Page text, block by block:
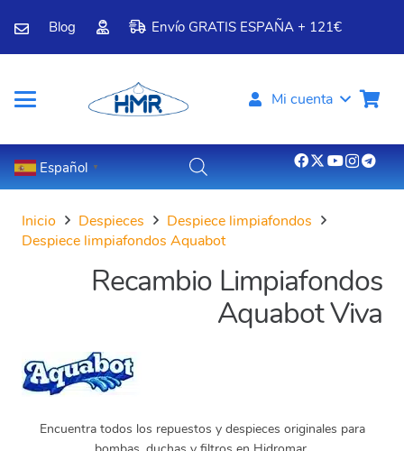
Blog Envío GRATIS ESPAÑA + 121€
Mi cuenta
Español ▼
Inicio Despieces
Despiece limpiafondos
Despiece limpiafondos Aquabot
Recambio Limpiafondos
Aquabot Viva
Encuentra todos los repuestos y despieces originales para